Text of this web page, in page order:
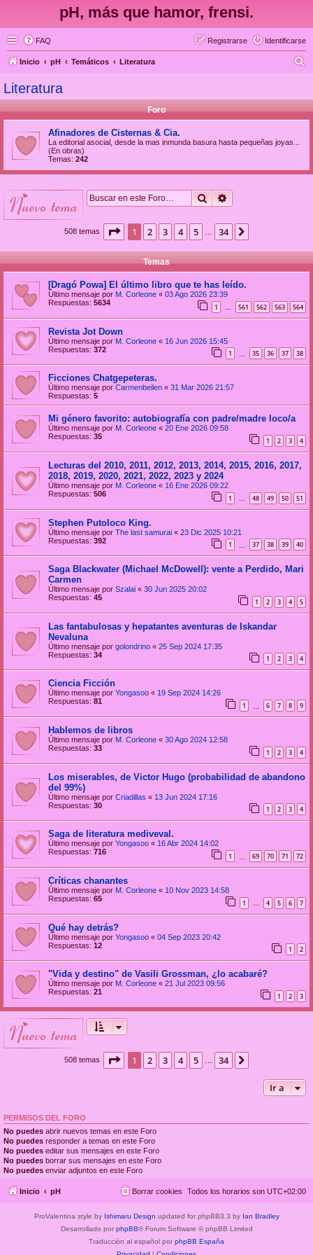
pH, más que hamor, frensi.
FAQ Identificarse
Registrarse
Inicio pH Temáticos Literatura
c
Literatura
Foro
Afinadores de Cisternas & Cia.
La editorial asocial, desde la mas inmunda basura hasta pequeñas joyas...
(En obras)
Temas: 242
nuevo tema Buscar
508 temas Página de 34
1 2 3 4 5 34
Temas
[Dragó Powa] El último libro que te has leído.
Último mensaje por M. Corleone « 03 Ago 2026 23:39
Respuestas: 5634 1 … 561 562 563 564
Revista Jot Down
Último mensaje por M. Corleone « 16 Jun 2026 15:45
Respuestas: 372 1 35 36 37 38
Ficciones Chatgepeteras.
Último mensaje por Carmenbeilen « 31 Mar 2026 21:57
Respuestas: 5
Mi género favorito: autobiografía con padre/madre loco/a
Último mensaje por M. Corleone « 20 Ene 2026 09:58
Respuestas: 35 1 2 3 4
Lecturas del 2010, 2011, 2012, 2013, 2014, 2015, 2016, 2017,
2018, 2019, 2020, 2021, 2022, 2023 y 2024
Último mensaje por M. Corleone « 16 Ene 2026 09:22
Respuestas: 506 1 … 48 49 50 51
Stephen Putoloco King.
Último mensaje por The last samurai « 23 Dic 2025 10:21
Respuestas: 392 1 37 38 39 40
Saga Blackwater (Michael McDowell): vente a Perdido, Mari
Carmen
Último mensaje por Szalai « 30 Jun 2025 20:02
Respuestas: 45 1 2 3 4 5
Las fantabulosas y hepatantes aventuras de Iskandar
Nevaluna
Último mensaje por golondrino « 25 Sep 2024 17:35
Respuestas: 34 1 2 3 4
Ciencia Ficción
Último mensaje por Yongasoo « 19 Sep 2024 14:26
Respuestas: 81 1 6 7 8 9
Hablemos de libros
Último mensaje por M. Corleone « 30 Ago 2024 12:58
Respuestas: 33 1 2 3 4
Los miserables, de Victor Hugo (probabilidad de abandono
del 99%)
Último mensaje por Criadillas « 13 Jun 2024 17:16
Respuestas: 30 1 2 3 4
Saga de literatura mediveval.
Último mensaje por Yongasoo « 16 Abr 2024 14:02
Respuestas: 716 1 69 70 71 72
Críticas chanantes
Último mensaje por M. Corleone « 10 Nov 2023 14:58
Respuestas: 65 1 … 4 5 6 7
Qué hay detrás?
Último mensaje por Yongasoo « 04 Sep 2023 20:42
Respuestas: 12 1 2
"Vida y destino" de Vasili Grossman, ¿lo acabaré?
Último mensaje por M. Corleone « 21 Jul 2023 09:56
Respuestas: 21 1 2 3
nuevo tema
508 temas Página de 34
1 2 3 4 5 34
Ir a
PERMISOS DEL FORO
No puedes abrir nuevos temas en este Foro
No puedes responder a temas en este Foro
No puedes editar sus mensajes en este Foro
No puedes borrar sus mensajes en este Foro
No puedes enviar adjuntos en este Foro
Inicio pH Todos los horarios son UTC+02:00
Borrar cookies
ProValentina style by Ishimaru Design updated for phpBB3.3 by Ian Bradley
Desarrollado por phpBB® Forum Software © phpBB Limited
Traducción al español por phpBB España